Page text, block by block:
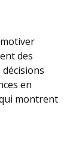
des
en
montrent